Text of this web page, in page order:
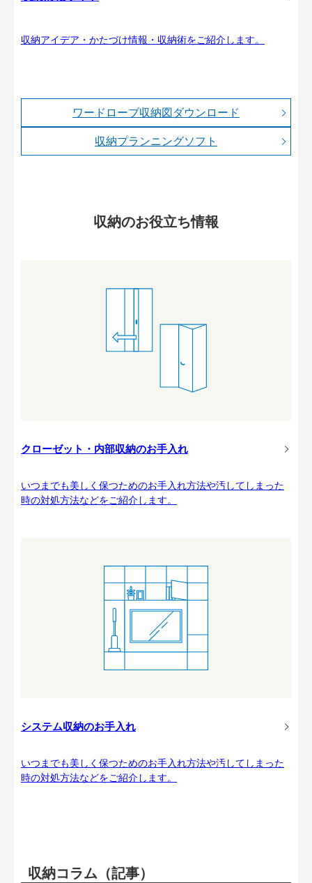
収納アイデア・かたづけ情報・収納術をご紹介します。
ワードローブ収納図ダウンロード
収納プランニングソフト
収納のお役立ち情報
クローゼット・内部収納のお手入れ
いつまでも美しく保つためのお手入れ方法や汚してしまった
時の対処方法などをご紹介します。
システム収納のお手入れ
いつまでも美しく保つためのお手入れ方法や汚してしまった
時の対処方法などをご紹介します。
収納コラム（記事）